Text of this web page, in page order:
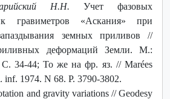
Н.Н. Учет фазовых
гравиметров «Аскания» при
земных приливов //
деформаций Земли. М.:
34-44; То же на фр. яз. // Marées
inf. 1974. N 68. P. 3790-3802.
and gravity variations // Geodesy